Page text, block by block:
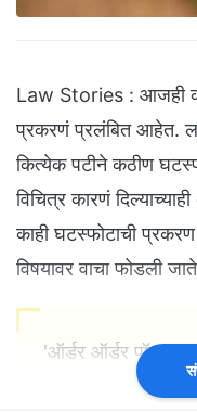
Law Stories : आजही
प्रकरणं प्रलंबित आहेत.
कित्येक पटीने कठीण
विचित्र कारणं
काही घटस्फोटाची
विषयावर वाचा फोडली
'ऑर्डर ऑर्डर
घटस्फोटाची एक केस